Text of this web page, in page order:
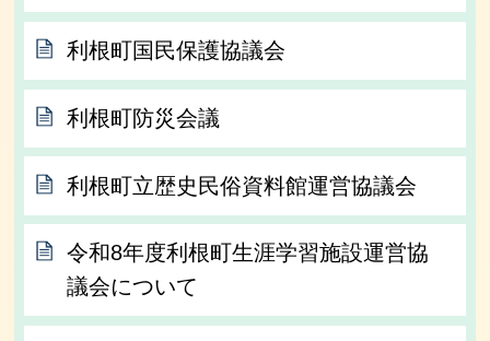
利根町国民保護協議会
利根町防災会議
利根町立歴史民俗資料館運営協議会
令和8年度利根町生涯学習施設運営協
議会について